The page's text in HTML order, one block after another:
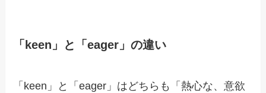
「keen」と「eager」の違い
「keen」と「eager」はどちらも「熱心な、意欲